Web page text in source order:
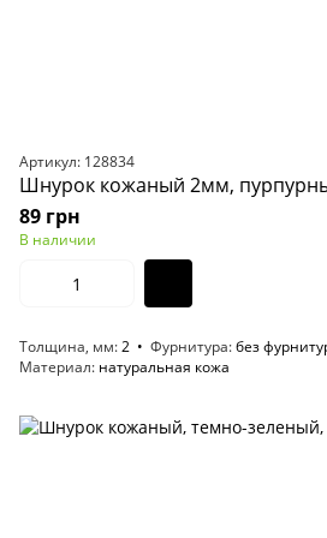
Артикул: 128834
Шнурок кожаный 2мм,
89 грн
В наличии
Толщина, мм 2 Фурнитура без
Материал натуральная кожа